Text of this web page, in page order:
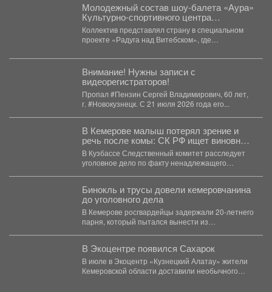
Молодежный состав шоу-балета «Аура»
Культурно-спортивного центра
металлургов победил в международном
конкурсе «Славянский базар» в
Витебске.
Коллектив представлял страну в специальном
проекте «Радуга над Витебском», где
России,...
Внимание! Нужны записи с
видеорегистраторов!
Пропал #Пензин Сергей Владимирович, 60 лет,
г. #Новокузнецк. С 21 июля 2026 года его...
В Кемерове малыш потерял зрение и
речь после комы: СК РФ ищет виновных
в искалеченном детстве
В Кузбассе Следственный комитет расследует
уголовное дело по факту ненадлежащего
Бинокль и трусы довели кемеровчанина
до уголовного дела
В Кемерове росгвардейцы задержали 20-летнего
парня, который пытался вынести из
В Экоцентре появился Сахарок
В июле в Экоцентр «Кузнецкий Алатау» жители
Кемеровской области доставили необычного